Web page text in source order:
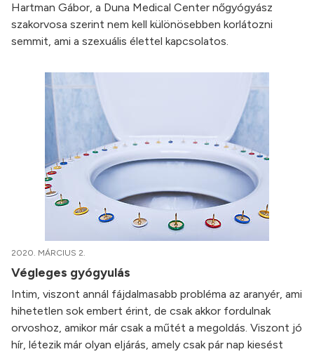
Hartman Gábor, a Duna Medical Center nőgyógyász
szakorvosa szerint nem kell különösebben korlátozni
semmit, ami a szexuális élettel kapcsolatos.
2020. MÁRCIUS 2.
Végleges gyógyulás
Intim, viszont annál fájdalmasabb probléma az aranyér, ami
hihetetlen sok embert érint, de csak akkor fordulnak
orvoshoz, amikor már csak a műtét a megoldás. Viszont jó
hír, létezik már olyan eljárás, amely csak pár nap kiesést